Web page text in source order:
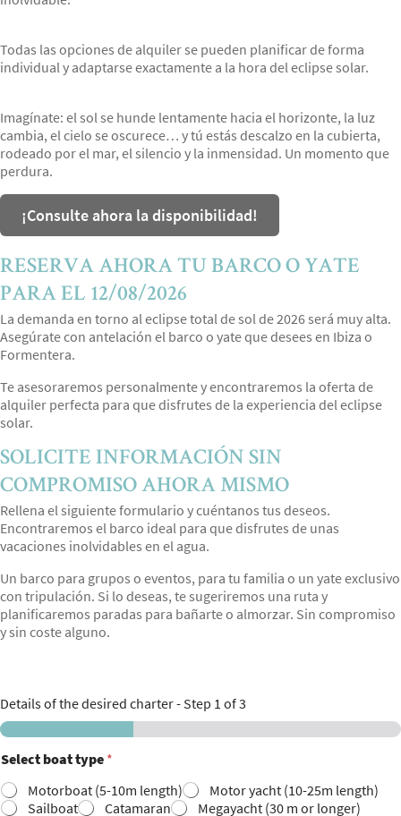
Todas las opciones de alquiler se pueden planificar de forma
individual y adaptarse exactamente a la hora del eclipse solar.
Imagínate: el sol se hunde lentamente hacia el horizonte, la luz
cambia, el cielo se oscurece… y tú estás descalzo en la cubierta,
rodeado por el mar, el silencio y la inmensidad. Un momento que
perdura.
¡Consulte ahora la disponibilidad!
RESERVA AHORA TU BARCO O YATE
PARA EL 12/08/2026
La demanda en torno al eclipse total de sol de 2026 será muy alta.
Asegúrate con antelación el barco o yate que desees en Ibiza o
Formentera.
Te asesoraremos personalmente y encontraremos la oferta de
alquiler perfecta para que disfrutes de la experiencia del eclipse
solar.
SOLICITE INFORMACIÓN SIN
COMPROMISO AHORA MISMO
Rellena el siguiente formulario y cuéntanos tus deseos.
Encontraremos el barco ideal para que disfrutes de unas
vacaciones inolvidables en el agua.
Un barco para grupos o eventos, para tu familia o un yate exclusivo
con tripulación. Si lo deseas, te sugeriremos una ruta y
planificaremos paradas para bañarte o almorzar. Sin compromiso
y sin coste alguno.
Details of the desired charter- Step 1 of 3
Select boat type *
Motorboat (5-10m length)
Motor yacht (10-25m length)
Sailboat
Catamaran Megayacht (30 m or longer)